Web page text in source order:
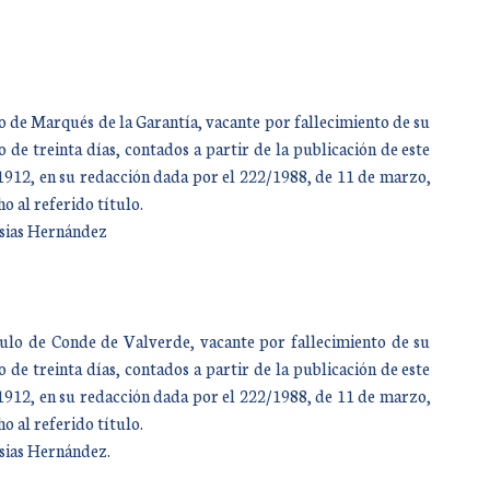
Marqués de la Garantía, vacante por fallecimiento de su
de treinta días, contados a partir de la publicación de este
en su redacción dada por el 222/1988, de 11 de marzo,
al referido título.
Hernández
de Conde de Valverde, vacante por fallecimiento de su
de treinta días, contados a partir de la publicación de este
en su redacción dada por el 222/1988, de 11 de marzo,
al referido título.
Hernández.